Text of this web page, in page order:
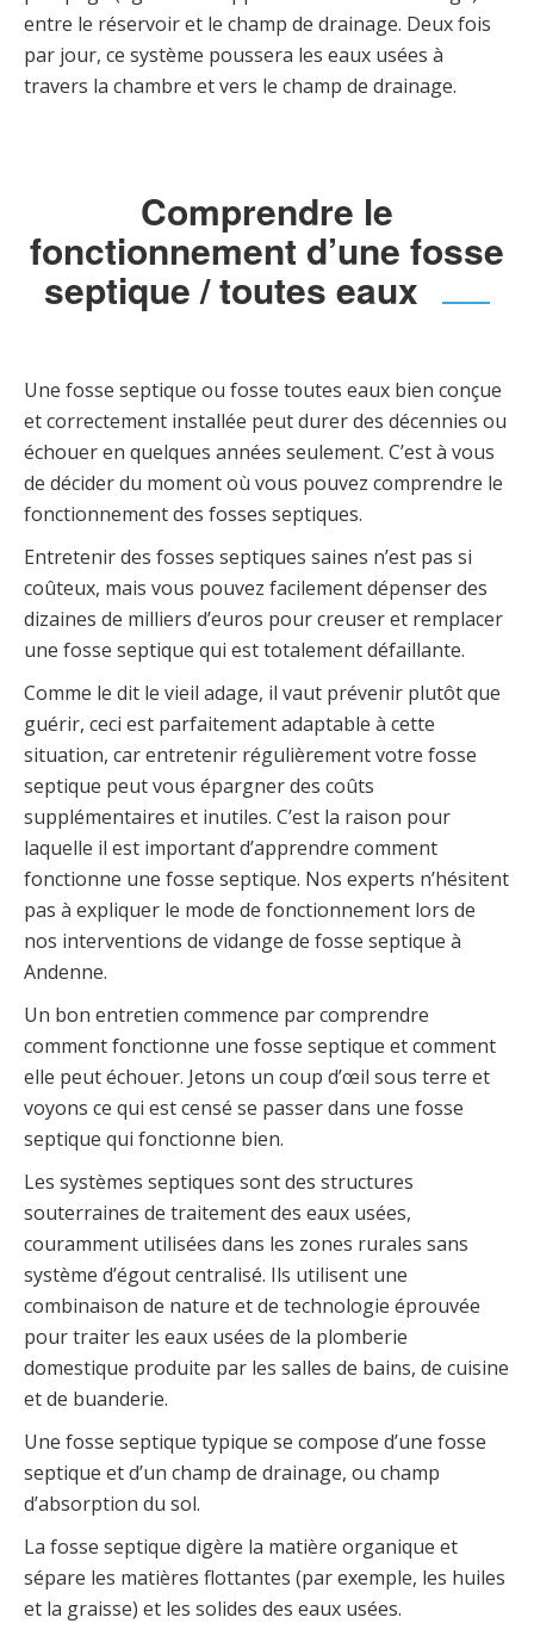
entre le réservoir et le champ de drainage. Deux fois
par jour, ce système poussera les eaux usées à
travers la chambre et vers le champ de drainage.
Comprendre le
fonctionnement d’une fosse
septique / toutes eaux
Une fosse septique ou fosse toutes eaux bien conçue
et correctement installée peut durer des décennies ou
échouer en quelques années seulement. C’est à vous
de décider du moment où vous pouvez comprendre le
fonctionnement des fosses septiques.
Entretenir des fosses septiques saines n’est pas si
coûteux, mais vous pouvez facilement dépenser des
dizaines de milliers d’euros pour creuser et remplacer
une fosse septique qui est totalement défaillante.
Comme le dit le vieil adage, il vaut prévenir plutôt que
guérir, ceci est parfaitement adaptable à cette
situation, car entretenir régulièrement votre fosse
septique peut vous épargner des coûts
supplémentaires et inutiles. C’est la raison pour
laquelle il est important d’apprendre comment
fonctionne une fosse septique. Nos experts n’hésitent
pas à expliquer le mode de fonctionnement lors de
nos interventions de vidange de fosse septique à
Andenne.
Un bon entretien commence par comprendre
comment fonctionne une fosse septique et comment
elle peut échouer. Jetons un coup d’œil sous terre et
voyons ce qui est censé se passer dans une fosse
septique qui fonctionne bien.
Les systèmes septiques sont des structures
souterraines de traitement des eaux usées,
couramment utilisées dans les zones rurales sans
système d’égout centralisé. Ils utilisent une
combinaison de nature et de technologie éprouvée
pour traiter les eaux usées de la plomberie
domestique produite par les salles de bains, de cuisine
et de buanderie.
Une fosse septique typique se compose d’une fosse
septique et d’un champ de drainage, ou champ
d’absorption du sol.
La fosse septique digère la matière organique et
sépare les matières flottantes (par exemple, les huiles
et la graisse) et les solides des eaux usées.